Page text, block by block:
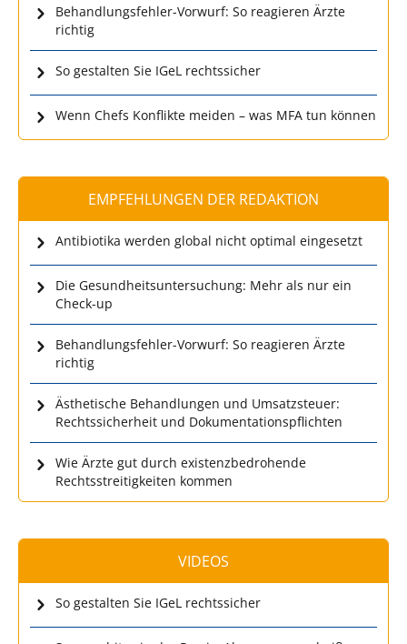
Behandlungsfehler-Vorwurf: So reagieren Ärzte
richtig
So gestalten Sie IGeL rechtssicher
Wenn Chefs Konflikte meiden – was MFA tun können
EMPFEHLUNGEN DER REDAKTION
Antibiotika werden global nicht optimal eingesetzt
Die Gesundheitsuntersuchung: Mehr als nur ein
Check-up
Behandlungsfehler-Vorwurf: So reagieren Ärzte
richtig
Ästhetische Behandlungen und Umsatzsteuer:
Rechtssicherheit und Dokumentationspflichten
Wie Ärzte gut durch existenzbedrohende
Rechtsstreitigkeiten kommen
VIDEOS
So gestalten Sie IGeL rechtssicher